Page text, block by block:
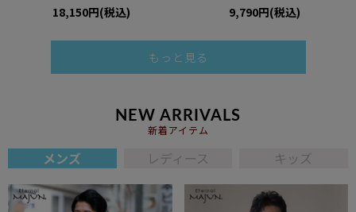
18,150円(税込)
9,790円(税込)
もっと見る
NEW ARRIVALS
新着アイテム
メンズ レディース キッズ